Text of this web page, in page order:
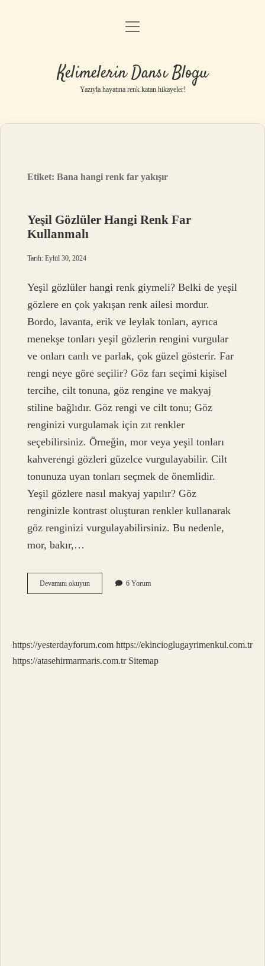
Anasayfa
Yasal Uyarı
menüyü
Kelimelerin Dansı Blogu
Yazıyla hayatına renk katan hikayeler!
Etiket:Bana hangi renk far yakışır
Yeşil Gözlüler Hangi Renk Far
Kullanmalı
Tarih: Eylül 30, 2024
Yeşil gözlüler hangi renk giymeli? Belki de yeşil
gözlere en çok yakışan renk ailesi mordur.
Bordo, lavanta, erik ve leylak tonları, ayrıca
menekşe tonları yeşil gözlerin rengini vurgular
ve onları canlı ve parlak, çok güzel gösterir. Far
rengi neye göre seçilir? Göz farı seçimi kişisel
tercihe, cilt tonuna, göz rengine ve makyaj
stiline bağlıdır. Göz rengi ve cilt tonu; Göz
renginizi vurgulamak için zıt renkler
seçebilirsiniz. Örneğin, mor veya yeşil tonları
kahverengi gözleri güzelce vurgulayabilir. Cilt
tonunuza uyan tonları seçmek de önemlidir.
Yeşil gözlere nasıl makyaj yapılır? Göz
renginizle kontrast oluşturan renkler kullanarak
göz renginizi vurgulayabilirsiniz. Bu nedenle,
mor, bakır,…
Devamını okuyunYeşil
Gözlüler
6 Yorum
https://yesterdayforum.com https://ekincioglugayrimenkul.com.tr
https://atasehirmarmaris.com.tr Sitemap